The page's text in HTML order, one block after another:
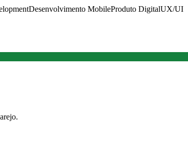
Desenvolvimento MobileProduto DigitalUX/UI